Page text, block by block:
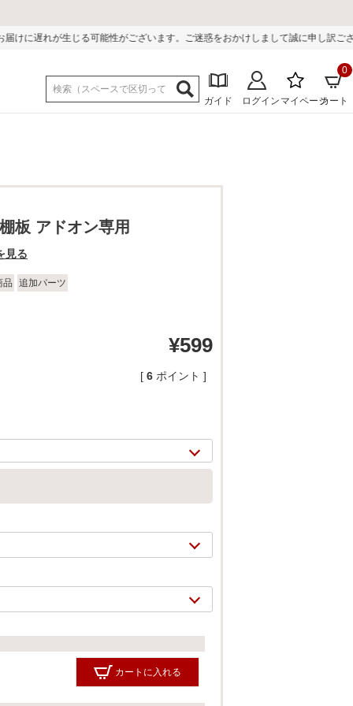
能性がございます。ご迷惑をおかけしまして誠に申し訳ございません。
ガイド ログイン マイページカート
0
2/9
板 アドオン専用
見る
品 追加パーツ
¥599
[ 6 ポイント ]
カートに入れる